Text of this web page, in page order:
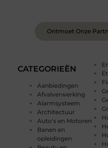
CATEGORIEËN
Aanbiedingen
Afvalverwerking
Alarmsysteem
Architectuur
Auto's en Motoren
Banen en
opleidingen
Ontmoet Onze